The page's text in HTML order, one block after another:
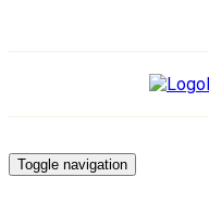
Toggle navigation